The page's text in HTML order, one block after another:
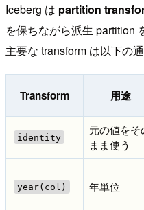
Iceberg は partition
を保ちながら派生 partition
主要な transform は以下の通
Transform 用途
identity
元の値をそ
まま使う
year(col) 年単位